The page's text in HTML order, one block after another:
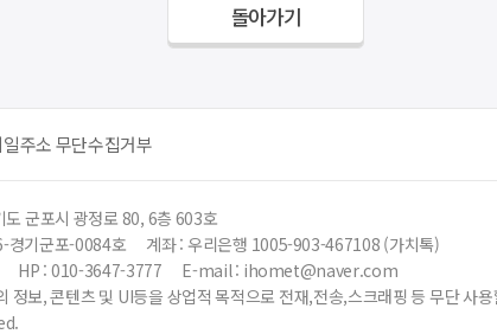
돌아가기
주소 무단수집거부
도 군포시 광정로 80, 6층 603호
경기군포-0084호
계좌 : 우리은행 1005-903-467108 (가치톡)
HP : 010-3647-3777
E-mail : ihomet@naver.com
정보, 콘텐츠 및 UI등을 상업적 목적으로 전재,전송,스크래핑 등 무단 사